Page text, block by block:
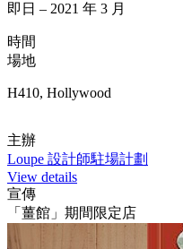
即日 – 2021 年 3 月
時間
場地
H410, Hollywood
主辦
Loupe 設計師駐場計劃
View details
宣傳
「薑館」期間限定店